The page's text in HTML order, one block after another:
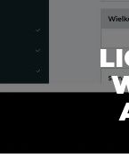
CONTACT